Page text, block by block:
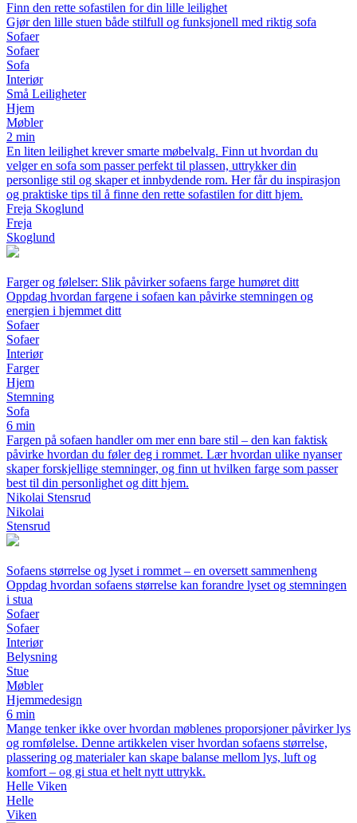
Finn den rette sofastilen for din lille leilighet
Gjør den lille stuen både stilfull og funksjonell med riktig sofa
Sofaer
Sofaer
Sofa
Interiør
Små Leiligheter
Hjem
Møbler
2 min
En liten leilighet krever smarte møbelvalg. Finn ut hvordan du
velger en sofa som passer perfekt til plassen, uttrykker din
personlige stil og skaper et innbydende rom. Her får du inspirasjon
og praktiske tips til å finne den rette sofastilen for ditt hjem.
Freja Skoglund
Freja
Skoglund
Farger og følelser: Slik påvirker sofaens farge humøret ditt
Oppdag hvordan fargene i sofaen kan påvirke stemningen og
energien i hjemmet ditt
Sofaer
Sofaer
Interiør
Farger
Hjem
Stemning
Sofa
6 min
Fargen på sofaen handler om mer enn bare stil – den kan faktisk
påvirke hvordan du føler deg i rommet. Lær hvordan ulike nyanser
skaper forskjellige stemninger, og finn ut hvilken farge som passer
best til din personlighet og ditt hjem.
Nikolai Stensrud
Nikolai
Stensrud
Sofaens størrelse og lyset i rommet – en oversett sammenheng
Oppdag hvordan sofaens størrelse kan forandre lyset og stemningen
i stua
Sofaer
Sofaer
Interiør
Belysning
Stue
Møbler
Hjemmedesign
6 min
Mange tenker ikke over hvordan møblenes proporsjoner påvirker lys
og romfølelse. Denne artikkelen viser hvordan sofaens størrelse,
plassering og materialer kan skape balanse mellom lys, luft og
komfort – og gi stua et helt nytt uttrykk.
Helle Viken
Helle
Viken